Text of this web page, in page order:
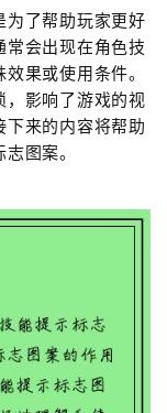
为了帮助玩家更好
会出现在角色技
果或使用条件。
，影响了游戏的视
下来的内容将帮助
图案。